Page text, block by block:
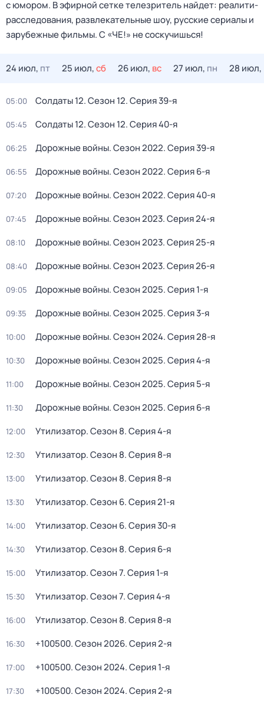
с юмором. В эфирной сетке телезритель найдет: реалити-
расследования, развлекательные шоу, русские сериалы и
зарубежные фильмы. С «ЧЕ!» не соскучишься!
24 июл, пт 25 июл,сб 26 июл, вс 27 июл, пн 28 июл,
05:00 Солдаты 12. Сезон 12. Серия 39-я
05:45 Солдаты 12. Сезон 12. Серия 40-я
06:25 Дорожные войны. Сезон 2022. Серия 39-я
06:55 Дорожные войны. Сезон 2022. Серия 6-я
07:20 Дорожные войны. Сезон 2022. Серия 40-я
07:45 Дорожные войны. Сезон 2023. Серия 24-я
08:10 Дорожные войны. Сезон 2023. Серия 25-я
08:40 Дорожные войны. Сезон 2023. Серия 26-я
09:05 Дорожные войны. Сезон 2025. Серия 1-я
09:35 Дорожные войны. Сезон 2025. Серия 3-я
10:00 Дорожные войны. Сезон 2024. Серия 28-я
10:30 Дорожные войны. Сезон 2025. Серия 4-я
11:00 Дорожные войны. Сезон 2025. Серия 5-я
11:30 Дорожные войны. Сезон 2025. Серия 6-я
12:00 Утилизатор. Сезон 8. Серия 4-я
12:30 Утилизатор. Сезон 8. Серия 8-я
13:00 Утилизатор. Сезон 8. Серия 8-я
13:30 Утилизатор. Сезон 6. Серия 21-я
14:00 Утилизатор. Сезон 6. Серия 30-я
14:30 Утилизатор. Сезон 8. Серия 6-я
15:00 Утилизатор. Сезон 7. Серия 1-я
15:30 Утилизатор. Сезон 7. Серия 4-я
16:00 Утилизатор. Сезон 8. Серия 8-я
16:30 +100500. Сезон 2026. Серия 2-я
17:00 +100500. Сезон 2024. Серия 1-я
17:30 +100500. Сезон 2024. Серия 2-я